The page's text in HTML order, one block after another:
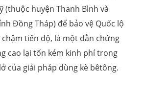
(thuộc huyện Thanh Bình và
Đồng Tháp) để bảo vệ Quốc lộ
tiến độ, là một dẫn chứng
cao lại tốn kém kinh phí trong
của giải pháp dùng kè bêtông.